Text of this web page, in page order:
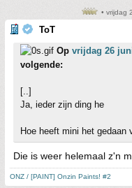
• vrijdag
ToT
Op vrijdag 26
volgende:
[..]
Ja, ieder zijn ding he
Hoe heeft mini het gedaan
Die is weer helemaal z'n
ONZ / [PAINT] Onzin Paints! #2